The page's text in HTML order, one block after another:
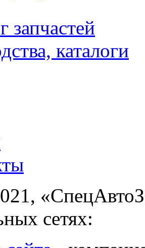
запчастей
каталоги
2021,
сетях: